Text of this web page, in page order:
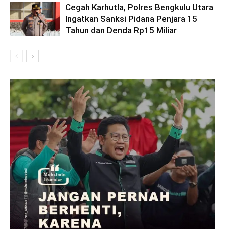
Cegah Karhutla, Polres Bengkulu Utara
Ingatkan Sanksi Pidana Penjara 15
Tahun dan Denda Rp15 Miliar